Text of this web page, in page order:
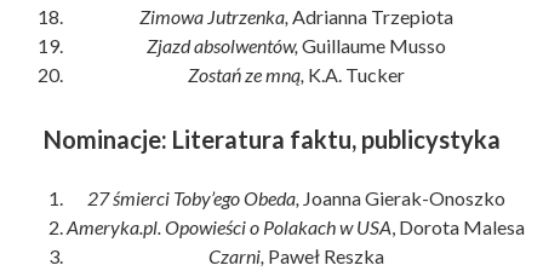
Zimowa Jutrzenka, Adrianna Trzepiota
Zjazd absolwentów, Guillaume Musso
Zostań ze mną, K.A. Tucker
Nominacje: Literatura faktu, publicystyka
27 śmierci Toby’ego Obeda, Joanna Gierak-Onoszko
Ameryka.pl. Opowieści o Polakach w USA, Dorota Malesa
Czarni, Paweł Reszka